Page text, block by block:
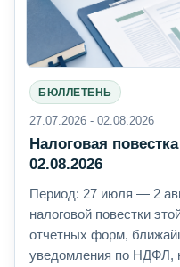
БЮЛЛЕТЕНЬ
27.07.2026 - 02.08.2026
Налоговая
02.08.2026
Период: 27 июля — 2
налоговой повестки
отчетных форм,
уведомления по НДФЛ,